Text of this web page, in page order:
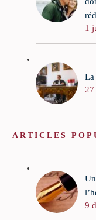
1
La
ARTICLES
9